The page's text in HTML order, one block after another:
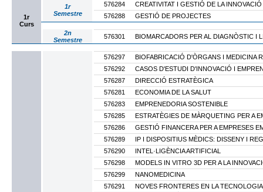
1r
Curs
1r
Semestre
576284
CREATIVITAT I GESTIÓ DE LA INNOVACIÓ
576288
GESTIÓ DE PROJECTES
2n
Semestre
576301 BIOMARCADORS PER AL DIAGNÒSTIC I
576297
BIOFABRICACIÓ D'ÒRGANS I MEDICINA
576292
CASOS D'ESTUDI D'INNOVACIÓ I
576287
DIRECCIÓ ESTRATÈGICA
576281
ECONOMIA DE LA SALUT
576283
EMPRENEDORIA SOSTENIBLE
576285
ESTRATÈGIES DE MÀRQUETING PER A
576286
GESTIÓ FINANCERA PER A EMPRESES
576289
IP I DISPOSITIUS MÈDICS: DISSENY I
576290
INTEL·LIGÈNCIA ARTIFICIAL
576298
MODELS IN VITRO 3D PER A LA
576299
NANOMEDICINA
576291
NOVES FRONTERES EN LA